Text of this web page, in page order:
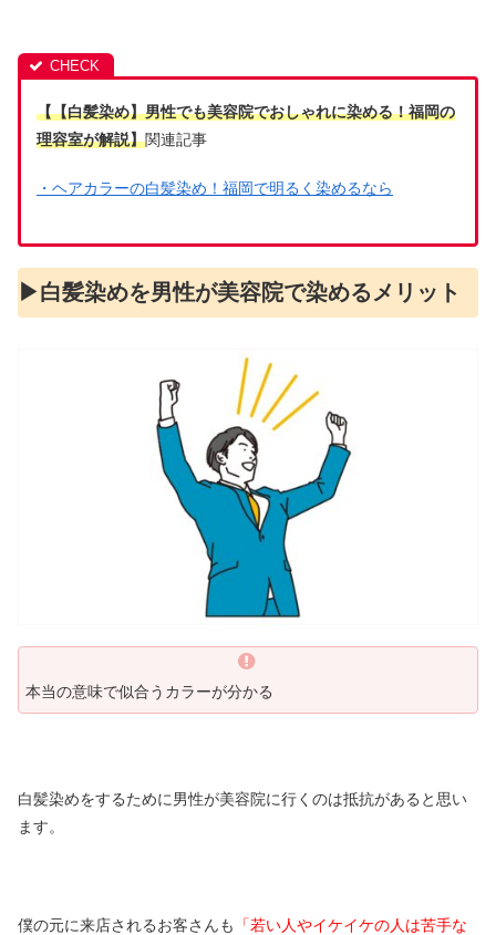
【【白髪染め】男性でも美容院でおしゃれに染める！福岡の
理容室が解説】関連記事
・ヘアカラーの白髪染め！福岡で明るく染めるなら
▶︎白髪染めを男性が美容院で染めるメリット
本当の意味で似合うカラーが分かる
白髪染めをするために男性が美容院に行くのは抵抗があると思い
ます。
僕の元に来店されるお客さんも
「若い人やイケイケの人は苦手な